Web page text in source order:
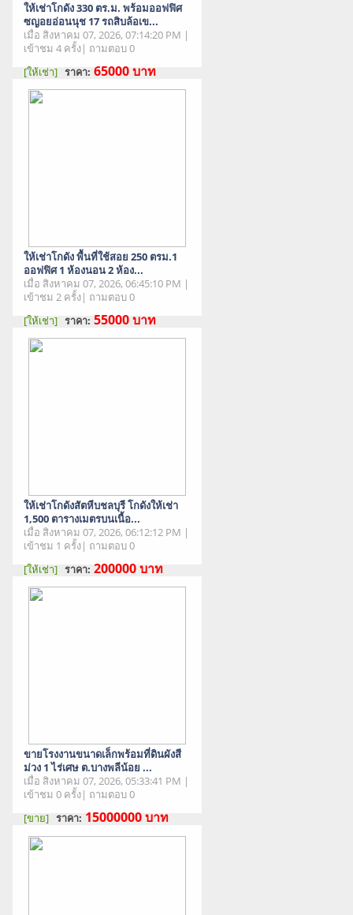
ให้เช่าโกดัง 330 ตร.ม. พร้อมออฟฟิศ
ซญอยอ่อนนุช 17 รถสิบล้อเข...
เมื่อ สิงหาคม 07, 2026, 07:14:20 PM |
เข้าชม 4 ครั้ง| ถามตอบ 0
[ให้เช่า] ราคา: 65000บาท
ให้เช่าโกดัง พื้นที่ใช้สอย 250 ตรม.1
ออฟฟิศ 1 ห้องนอน 2 ห้อง...
เมื่อ สิงหาคม 07, 2026, 06:45:10 PM |
เข้าชม 2 ครั้ง| ถามตอบ 0
[ให้เช่า] ราคา: 55000บาท
ให้เช่าโกดังสัตหีบชลบุรี โกดังให้เช่า
1,500 ตารางเมตรบนเนื้อ...
เมื่อ สิงหาคม 07, 2026, 06:12:12 PM |
เข้าชม 1 ครั้ง| ถามตอบ 0
[ให้เช่า] ราคา: 200000บาท
ขายโรงงานขนาดเล็กพร้อมที่ดินผังสี
ม่วง 1 ไร่เศษ ต.บางพลีน้อย ...
เมื่อ สิงหาคม 07, 2026, 05:33:41 PM |
เข้าชม 0 ครั้ง| ถามตอบ 0
[ขาย] ราคา: 15000000บาท